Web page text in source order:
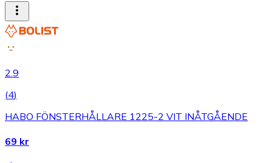
2.9
(4)
HABO FÖNSTERHÅLLARE 1225-2 VIT INÅTGÅENDE
69 kr